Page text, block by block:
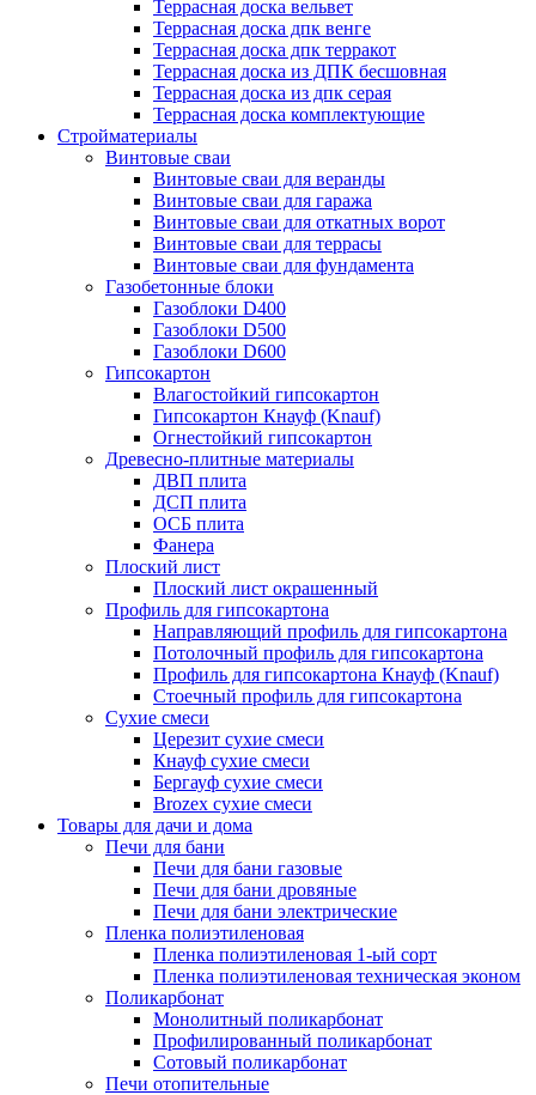
Террасная доска вельвет
Террасная доска дпк венге
Террасная доска дпк терракот
Террасная доска из ДПК бесшовная
Террасная доска из дпк серая
Террасная доска комплектующие
Стройматериалы
Винтовые сваи
Винтовые сваи для веранды
Винтовые сваи для гаража
Винтовые сваи для откатных ворот
Винтовые сваи для террасы
Винтовые сваи для фундамента
Газобетонные блоки
Газоблоки D400
Газоблоки D500
Газоблоки D600
Гипсокартон
Влагостойкий гипсокартон
Гипсокартон Кнауф (Knauf)
Огнестойкий гипсокартон
Древесно-плитные материалы
ДВП плита
ДСП плита
ОСБ плита
Фанера
Плоский лист
Плоский лист окрашенный
Профиль для гипсокартона
Направляющий профиль для гипсокартона
Потолочный профиль для гипсокартона
Профиль для гипсокартона Кнауф (Knauf)
Стоечный профиль для гипсокартона
Сухие смеси
Церезит сухие смеси
Кнауф сухие смеси
Бергауф сухие смеси
Brozex сухие смеси
Товары для дачи и дома
Печи для бани
Печи для бани газовые
Печи для бани дровяные
Печи для бани электрические
Пленка полиэтиленовая
Пленка полиэтиленовая 1-ый сорт
Пленка полиэтиленовая техническая эконом
Поликарбонат
Монолитный поликарбонат
Профилированный поликарбонат
Сотовый поликарбонат
Печи отопительные